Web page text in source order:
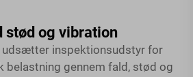
stød og vibration
udsætter inspektionsudstyr for
belastning gennem fald, stød og